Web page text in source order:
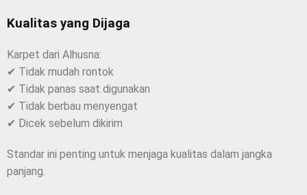
Kualitas yang Dijaga
Karpet dari Alhusna:
✔ Tidak mudah rontok
✔ Tidak panas saat digunakan
✔ Tidak berbau menyengat
✔ Dicek sebelum dikirim
Standar ini penting untuk menjaga kualitas dalam jangka
panjang.